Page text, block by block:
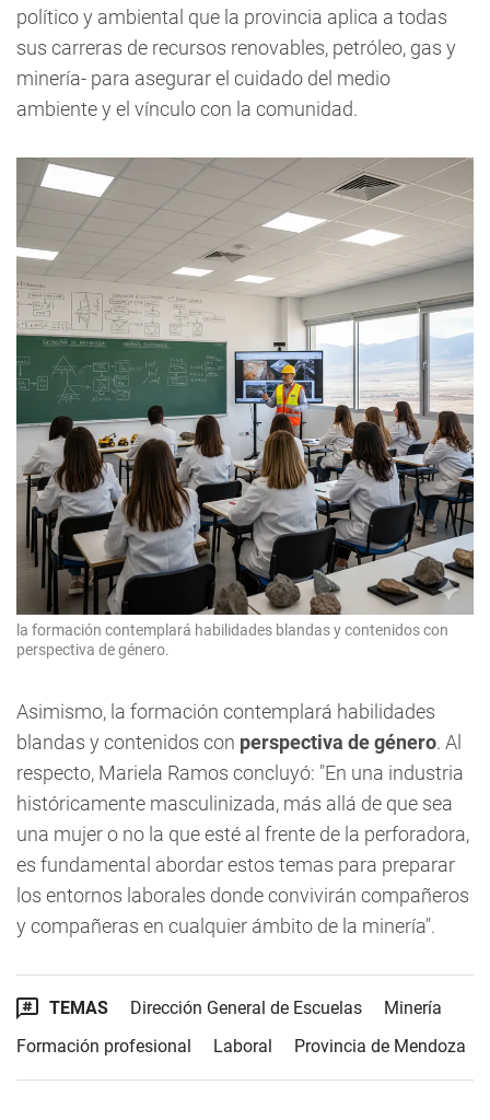
político y ambiental que la provincia aplica a todas
sus carreras de recursos renovables, petróleo, gas y
minería- para asegurar el cuidado del medio
ambiente y el vínculo con la comunidad.
la formación contemplará habilidades blandas y contenidos con
perspectiva de género.
Asimismo, la formación contemplará habilidades
blandas y contenidos con perspectiva de género. Al
respecto, Mariela Ramos concluyó: "En una industria
históricamente masculinizada, más allá de que sea
una mujer o no la que esté al frente de la perforadora,
es fundamental abordar estos temas para preparar
los entornos laborales donde convivirán compañeros
y compañeras en cualquier ámbito de la minería".
TEMAS Dirección General de Escuelas
Minería
Formación profesional
Laboral Provincia de Mendoza